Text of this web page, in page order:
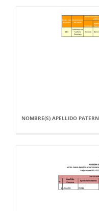
NOMBRE(S) APELLIDO